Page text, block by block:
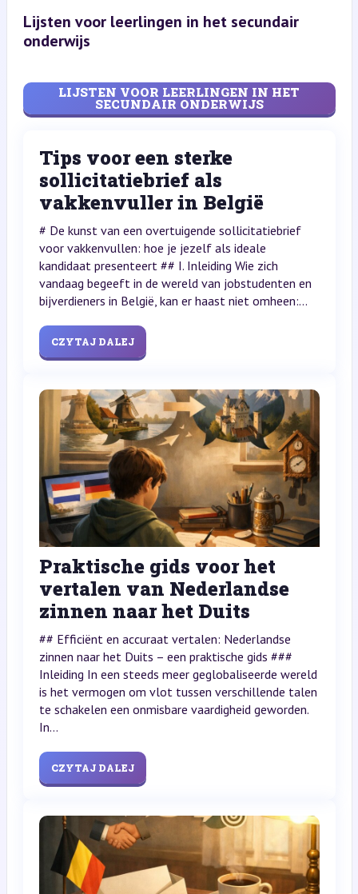
Lijsten voor leerlingen in het secundair
onderwijs
LIJSTEN VOOR LEERLINGEN IN HET
SECUNDAIR ONDERWIJS
Tips voor een sterke
sollicitatiebrief als
vakkenvuller in België
# De kunst van een overtuigende sollicitatiebrief
voor vakkenvullen: hoe je jezelf als ideale
kandidaat presenteert ## I. Inleiding Wie zich
vandaag begeeft in de wereld van jobstudenten en
bijverdieners in België, kan er haast niet omheen:...
CZYTAJ DALEJ
Praktische gids voor het
vertalen van Nederlandse
zinnen naar het Duits
## Efficiënt en accuraat vertalen: Nederlandse
zinnen naar het Duits – een praktische gids ###
Inleiding In een steeds meer geglobaliseerde wereld
is het vermogen om vlot tussen verschillende talen
te schakelen een onmisbare vaardigheid geworden.
In...
CZYTAJ DALEJ